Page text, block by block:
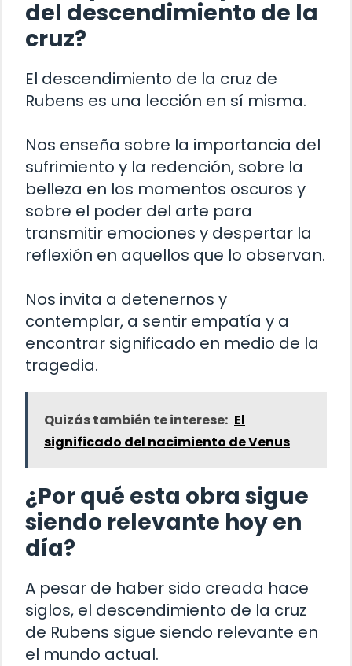
del descendimiento de la
cruz?
El descendimiento de la cruz de
Rubens es una lección en sí misma.
Nos enseña sobre la importancia del
sufrimiento y la redención, sobre la
belleza en los momentos oscuros y
sobre el poder del arte para
transmitir emociones y despertar la
reflexión en aquellos que lo observan.
Nos invita a detenernos y
contemplar, a sentir empatía y a
encontrar significado en medio de la
tragedia.
Quizás también te interese: El
significado del nacimiento de Venus
¿Por qué esta obra sigue
siendo relevante hoy en
día?
A pesar de haber sido creada hace
siglos, el descendimiento de la cruz
de Rubens sigue siendo relevante en
el mundo actual.